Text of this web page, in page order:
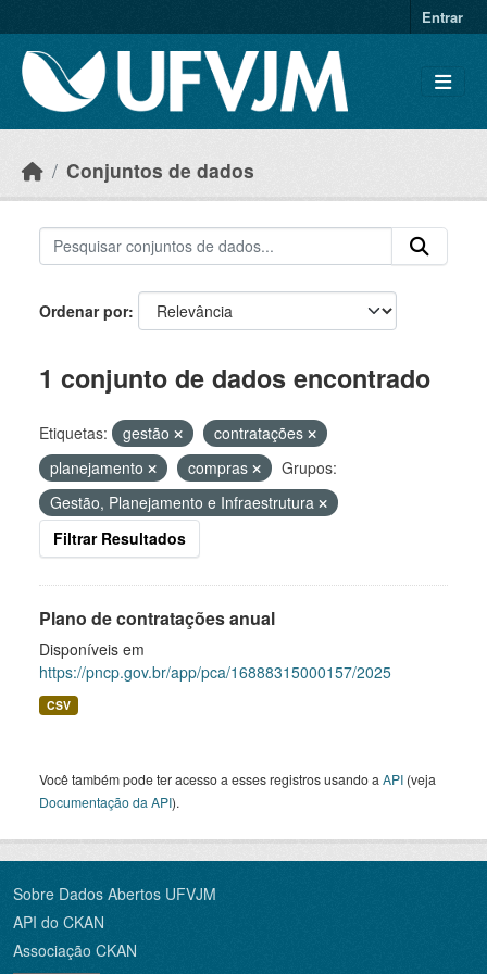
Entrar
Conjuntos de dados
Ordenar por
1 conjunto de dados encontrado
Etiquetas: gestão
contratações
planejamento
compras
Grupos:
Gestão, Planejamento e Infraestrutura
Filtrar Resultados
Plano de contratações anual
Disponíveis em
https://pncp.gov.br/app/pca/16888315000157/2025
CSV
Você também pode ter acesso a esses registros usando a API (veja
Documentação da API).
Sobre Dados Abertos UFVJM
API do CKAN
Associação CKAN